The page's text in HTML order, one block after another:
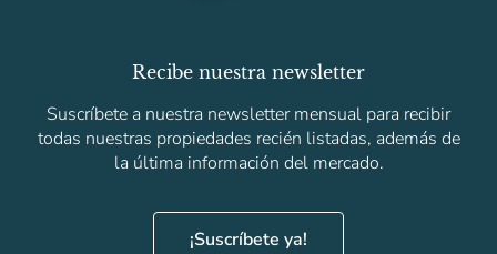
Recibe nuestra newsletter
Suscríbete a nuestra newsletter mensual para recibir
todas nuestras propiedades recién listadas, además de
la última información del mercado.
¡Suscríbete ya!